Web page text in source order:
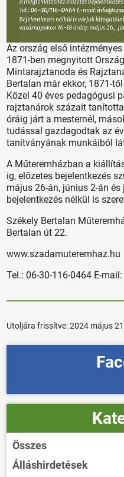
Az ország első
1871-ben megnyitott
Mintarajztanoda és
Bertalan már ekkor, 1871-
Közel 40 éves pedagógusi
rajztanárok százait
óráig járt a mesternél,
tudással gazdagodtak az
tanítványának munkáiból
A Műteremházban a
ig, előzetes bejelentkezés
május 26-án, június 2-án
bejelentkezés nélkül is
Székely Bertalan
Bertalan út 22.
www.szadamuteremhaz.hu
Tel.: 06-30-116-0464 E-
Utoljára frissítve:2024 május
Összes
Álláshirdetések